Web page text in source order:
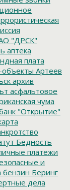
"ДРСК"
аптека
плата
объекты Артеев
архив
асфальтовое
чума
"Открытие"
Бедность
платежи
и
бензин Беринг
дела